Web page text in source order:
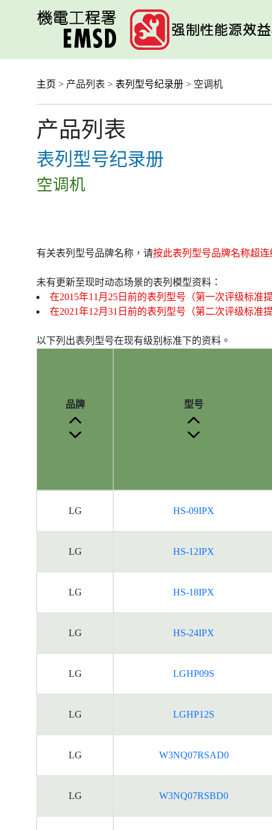
主页 > 产品列表 > 表列型号纪录册 > 空调机
产品列表
表列型号纪录册
空调机
有关表列型号品牌名称，请按此表列型号品牌名称超连
未有更新至现时动态场景的表列模型资料：
在2015年11月25日前的表列型号（第一次评级标准
在2021年12月31日前的表列型号（第二次评级标准
以下列出表列型号在现有级别标准下的资料。
签
品牌 型号
LG HS-09IPX
LG HS-12IPX
LG HS-18IPX
LG HS-24IPX
LG LGHP09S
LG LGHP12S
LG W3NQ07RSAD0
LG W3NQ07RSBD0